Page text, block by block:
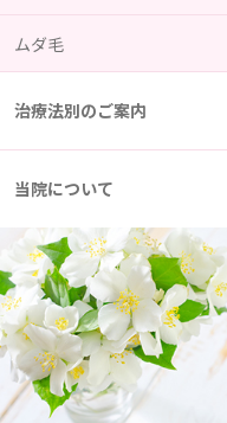
ムダ毛
治療法別のご案内
当院について